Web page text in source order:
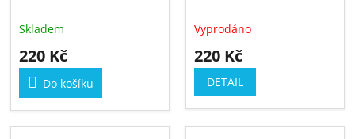
Skladem
220 Kč
Do košíku
Vyprodáno
220 Kč
DETAIL